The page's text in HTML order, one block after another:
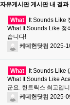
자유게시판 게시판 내 결과
What
It Sounds Like
What It Sounds Like 정
습니다!
케데헌닷컴 2025-
What
It Sounds Like
What It Sounds Like
군요. 헌트릭스 최고입
케데헌닷컴 2025-